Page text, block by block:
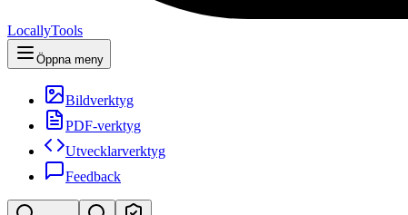
LocallyTools
Öppna meny
Bildverktyg
PDF-verktyg
Utvecklarverktyg
Feedback